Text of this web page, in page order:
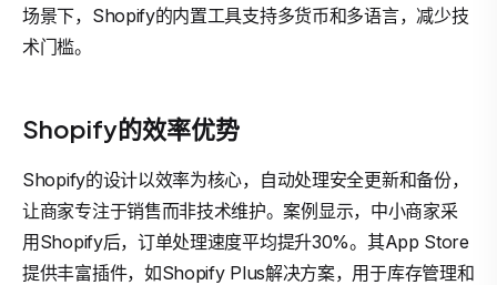
场景下，Shopify的内置工具支持多货币和多语言，减少技
术门槛。
Shopify的效率优势
Shopify的设计以效率为核心，自动处理安全更新和备份，
让商家专注于销售而非技术维护。案例显示，中小商家采
用Shopify后，订单处理速度平均提升30%。其App Store
提供丰富插件，如Shopify Plus解决方案，用于库存管理和